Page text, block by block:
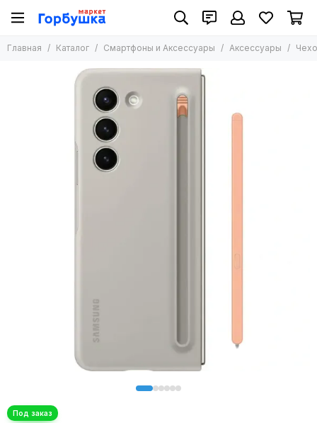
Смартфоны и Аксессуары
Главная Каталог Смартфоны и Аксессуары Аксессуары